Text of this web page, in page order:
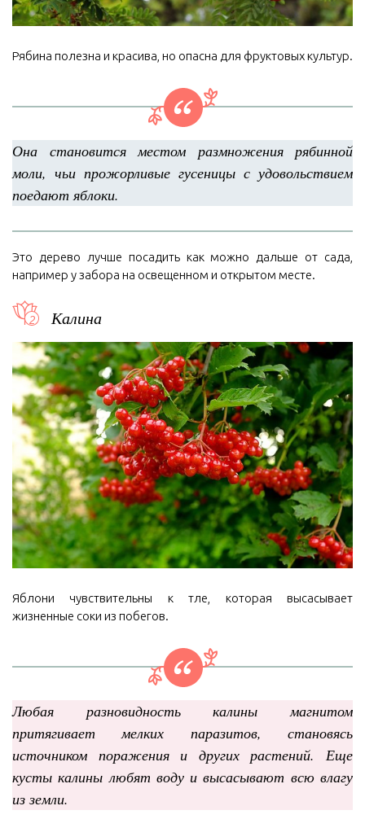
Рябина полезна и красива, но опасна для фруктовых культур.
Она становится местом размножения рябинной
моли, чьи прожорливые гусеницы с удовольствием
поедают яблоки.
Это дерево лучше посадить как можно дальше от сада,
например у забора на освещенном и открытом месте.
Калина
Яблони чувствительны к тле, которая высасывает
жизненные соки из побегов.
Любая разновидность калины магнитом
притягивает мелких паразитов, становясь
источником поражения и других растений. Еще
кусты калины любят воду и высасывают всю влагу
из земли.